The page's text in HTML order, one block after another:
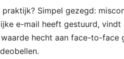
Simpel gezegd:
e-mail heeft gestuurd,
hecht aan face-to-face